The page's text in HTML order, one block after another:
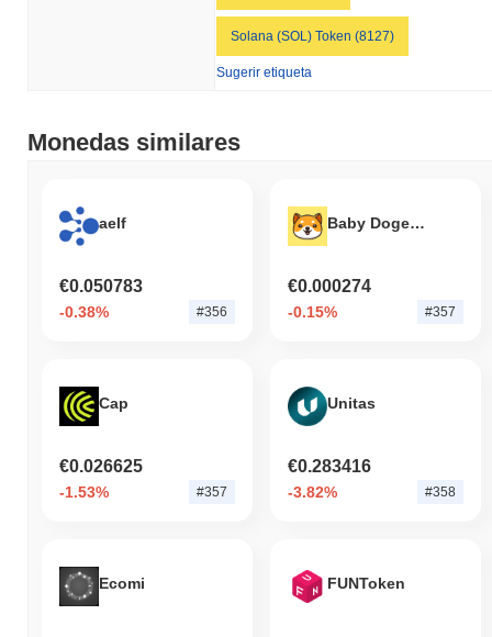
Solana (SOL) Token (8127)
Sugerir etiqueta
Monedas similares
aelf
€0.050783
-0.38% #356
Baby Doge Coin
€0.000274
-0.15% #357
Cap
€0.026625
-1.53% #357
Unitas
€0.283416
-3.82% #358
Ecomi FUNToken